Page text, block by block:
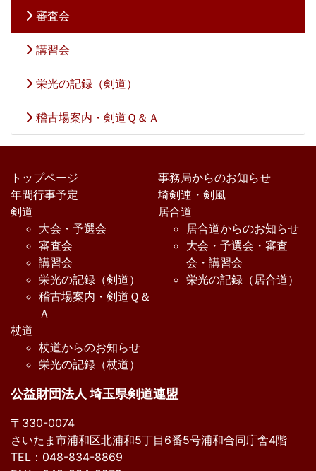
審査会
講習会
栄光の記録（剣道）
稽古場案内・剣道Ｑ＆Ａ
トップページ
事務局からのお知らせ
年間行事予定
埼剣連・剣風
剣道
大会・予選会
審査会
講習会
栄光の記録（剣道）
稽古場案内・剣道Ｑ＆
Ａ
居合道
居合道からのお知らせ
大会・予選会・審査
会・講習会
栄光の記録（居合道）
杖道
杖道からのお知らせ
栄光の記録（杖道）
公益財団法人 埼玉県剣道連盟
〒330-0074
さいたま市浦和区北浦和5丁目6番5号浦和合同庁舎4階
TEL：048-834-8869